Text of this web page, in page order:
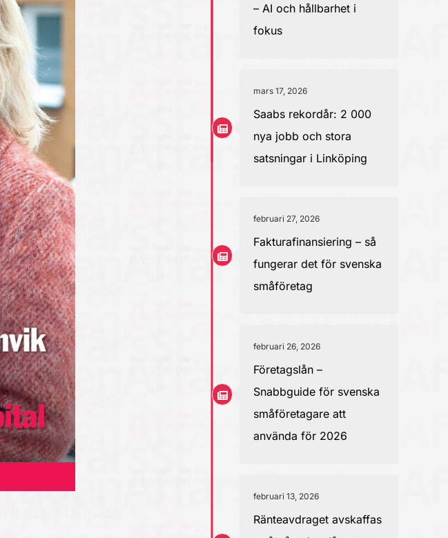
– AI och hållbarhet i
fokus
mars 17, 2026
Saabs rekordår: 2 000
nya jobb och stora
satsningar i Linköping
februari 27, 2026
Fakturafinansiering – så
fungerar det för svenska
småföretag
februari 26, 2026
Företagslån –
Snabbguide för svenska
småföretagare att
använda för 2026
februari 13, 2026
Ränteavdraget avskaffas